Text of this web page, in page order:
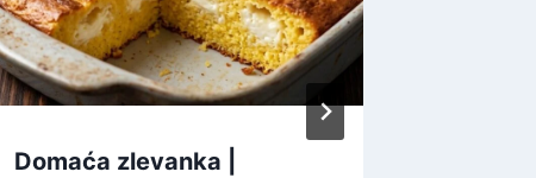
Domaća zlevanka |